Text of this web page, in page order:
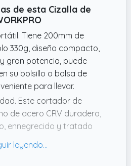
de esta Cizalla de
Tiene 200mm de
330g, diseño compacto,
gran potencia, puede
su bolsillo o bolsa de
para llevar.
Este cortador de
de acero CRV duradero,
ennegrecido y tratado